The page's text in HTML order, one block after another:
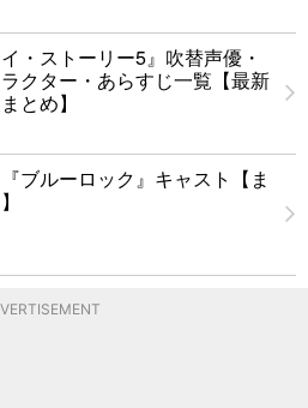
イ・ストーリー5』吹替声優・
クター・あらすじ一覧【最新
とめ】
ブルーロック』キャスト【ま